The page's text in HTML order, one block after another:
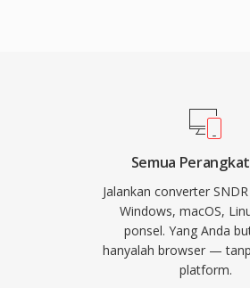
Semua
Jalankan converter
Windows, macOS,
ponsel. Yang Anda
hanyalah browser —
platform.